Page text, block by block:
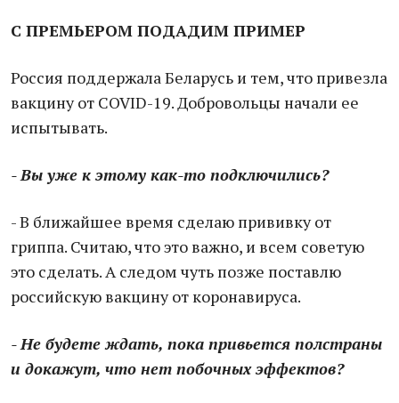
С ПРЕМЬЕРОМ ПОДАДИМ ПРИМЕР
Россия поддержала Беларусь и тем, что привезла
вакцину от COVID-19. Добровольцы начали ее
испытывать.
- Вы уже к этому как-то подключились?
- В ближайшее время сделаю прививку от
гриппа. Считаю, что это важно, и всем советую
это сделать. А следом чуть позже поставлю
российскую вакцину от коронавируса.
- Не будете ждать, пока привьется полстраны
и докажут, что нет побочных эффектов?